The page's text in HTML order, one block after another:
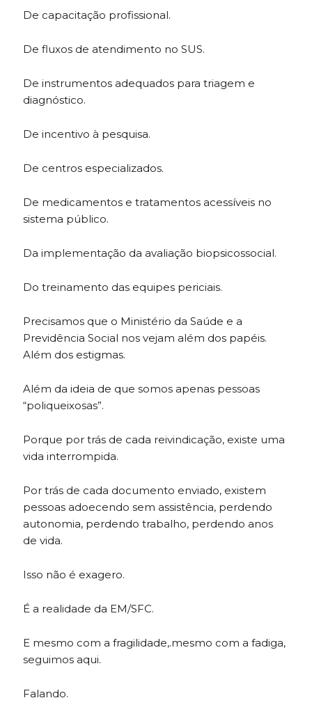
De capacitação profissional.
De fluxos de atendimento no SUS.
De instrumentos adequados para triagem e
diagnóstico.
De incentivo à pesquisa.
De centros especializados.
De medicamentos e tratamentos acessíveis no
sistema público.
Da implementação da avaliação biopsicossocial.
Do treinamento das equipes periciais.
Precisamos que o Ministério da Saúde e a
Previdência Social nos vejam além dos papéis.
Além dos estigmas.
Além da ideia de que somos apenas pessoas
“poliqueixosas”.
Porque por trás de cada reivindicação, existe uma
vida interrompida.
Por trás de cada documento enviado, existem
pessoas adoecendo sem assistência, perdendo
autonomia, perdendo trabalho, perdendo anos
de vida.
Isso não é exagero.
É a realidade da EM/SFC.
E mesmo com a fragilidade,.mesmo com a fadiga,
seguimos aqui.
Falando.